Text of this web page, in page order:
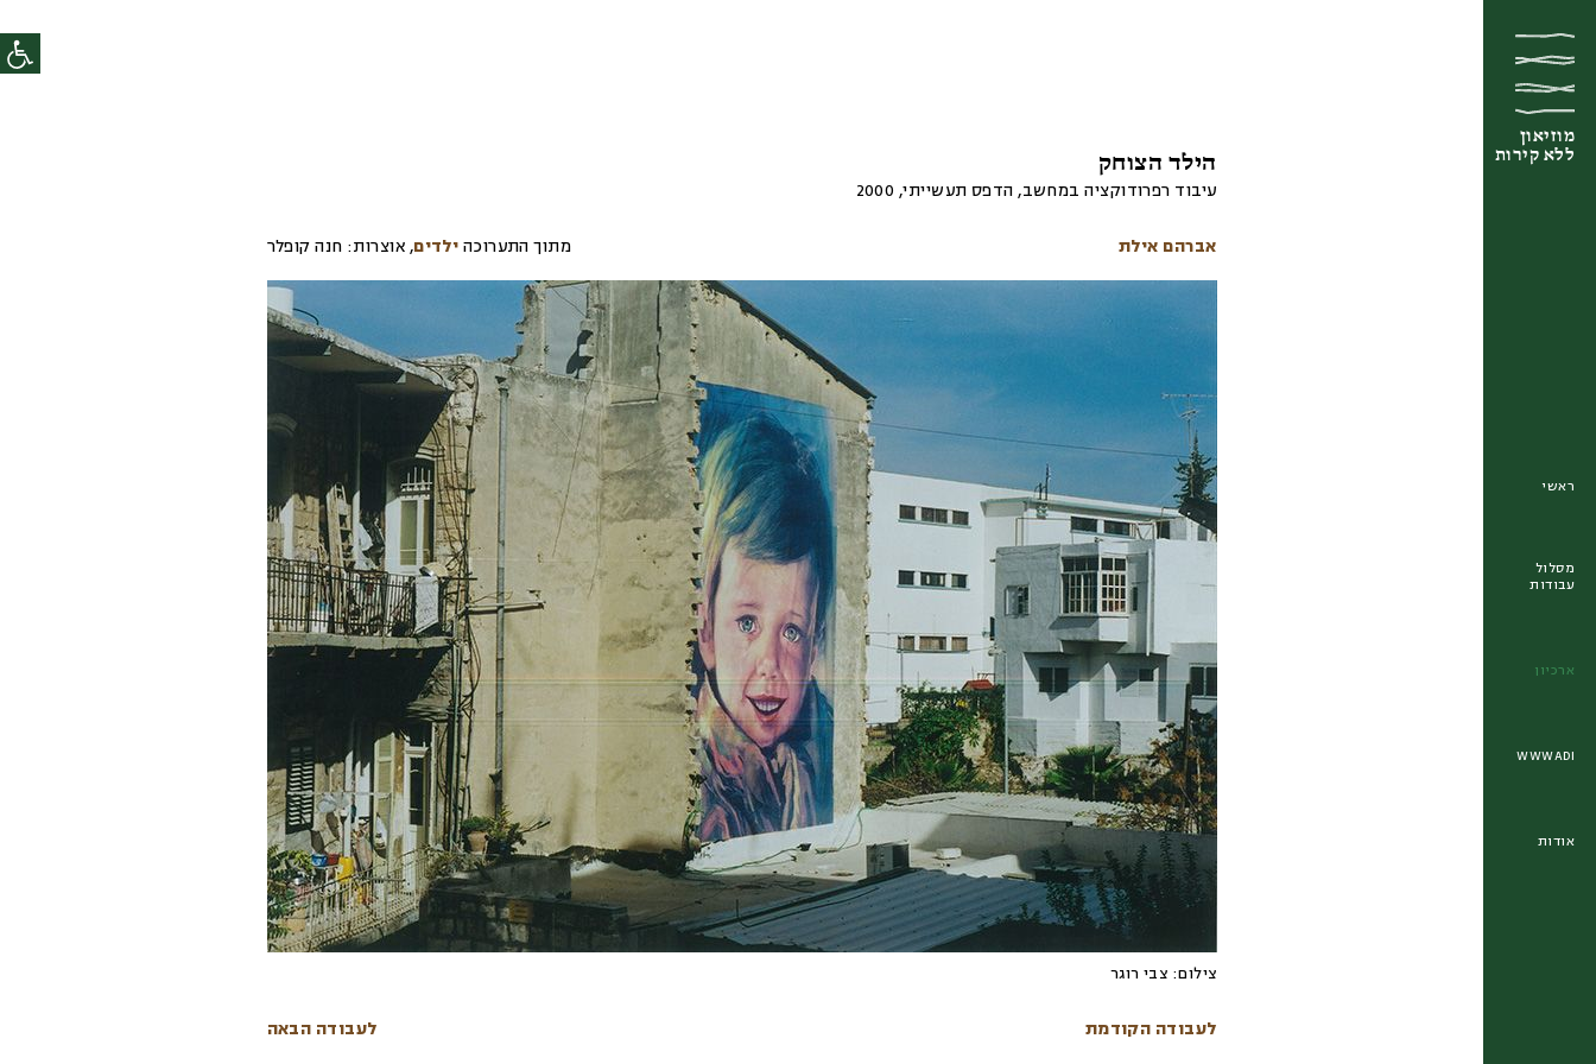
מוזיאון
ללא קירות
מוזיאון
ללא קירות
מוזיאון
ללא קירות
ראשי
מסלול
עבודות
ארכיון
WWWADI
אודות
הילד הצוחק
עיבוד רפרודוקציה במחשב, הדפס תעשייתי,
2000
אברהם אילת מתוך התערוכה ילדים, אוצרות: חנה קופלר
צילום: צבי רוגר
לעבודה הקודמת לעבודה הבאה